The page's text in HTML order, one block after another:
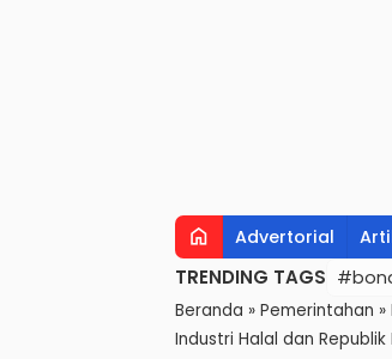
home Advertorial
TRENDING TAGS
Beranda » Pemerintahan »
Industri Halal dan Republik